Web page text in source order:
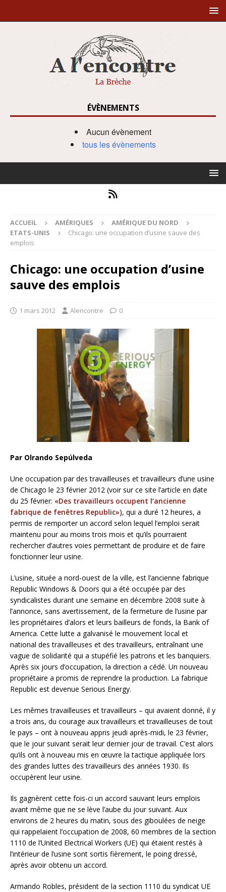
ÉVÈNEMENTS
Aucun évènement
tous les évènements
ACCUEIL AMÉRIQUES
AMÉRIQUE DU NORD
ETATS-UNIS
Chicago: une occupation d’usine sauve des
emplois
Chicago: une occupation d’usine
sauve des emplois
1 mars 2012 Alencontre 0
Par Olrando Sepúlveda
Une occupation par des travailleuses et travailleurs d’une usine
de Chicago le 23 février 2012 (voir sur ce site l’article en date
du 25 février: «Des travailleurs occupent l’ancienne
fabrique de fenêtres Republic»), qui a duré 12 heures, a
permis de remporter un accord selon lequel l’emploi serait
maintenu pour au moins trois mois et qu’ils pourraient
rechercher d’autres voies permettant de produire et de faire
fonctionner leur usine.
L’usine, située a nord-ouest de la ville, est l’ancienne fabrique
Republic Windows & Doors qui a été occupée par des
syndicalistes durant une semaine en décembre 2008 suite à
l’annonce, sans avertissement, de la fermeture de l’usine par
les propriétaires d’alors et leurs bailleurs de fonds, la Bank of
America. Cette lutte a galvanisé le mouvement local et
national des travailleuses et des travailleurs, entraînant une
vague de solidarité qui a stupéfié les patrons et les banquiers.
Après six jours d’occupation, la direction a cédé. Un nouveau
propriétaire a promis de reprendre la production. La fabrique
Republic est devenue Serious Energy.
Les mêmes travailleuses et travailleurs – qui avaient donné, il y
a trois ans, du courage aux travailleurs et travailleuses de tout
le pays – ont à nouveau appris jeudi après-midi, le 23 février,
que le jour suivant serait leur dernier jour de travail. C’est alors
qu’ils ont à nouveau mis en œuvre la tactique appliquée lors
des grandes luttes des travailleurs des années 1930. Ils
occupèrent leur usine.
Ils gagnèrent cette fois-ci un accord sauvant leurs emplois
avant même que ne se lève l’aube du jour suivant. Aux
environs de 2 heures du matin, sous des giboulées de neige
qui rappelaient l’occupation de 2008, 60 membres de la section
1110 de l’United Electrical Workers (UE) qui étaient restés à
l’intérieur de l’usine sont sortis fièrement, le poing dressé,
après avoir obtenu un accord.
Armando Robles, président de la section 1110 du syndicat UE